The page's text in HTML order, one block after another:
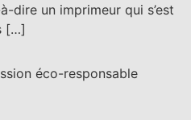
dire un imprimeur qui s’est
[…]
éco-responsable